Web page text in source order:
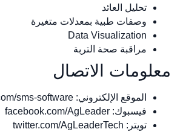
تحليل العائد
وصفات طبية بمعدلات متغيرة
Data Visualization
مراقبة صحة التربة
معلومات الاتصال
الموقع الإلكتروني: agleader.com/sms-software
فيسبوك: facebook.com/AgLeader
تويتر: twitter.com/AgLeaderTech